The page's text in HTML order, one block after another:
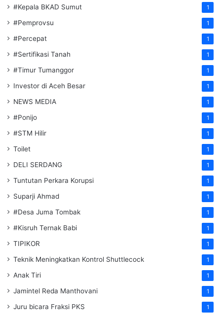
#Kepala BKAD Sumut 1
#Pemprovsu 1
#Percepat 1
#Sertifikasi Tanah 1
#Timur Tumanggor 1
Investor di Aceh Besar 1
NEWS MEDIA 1
#Ponijo 1
#STM Hilir 1
Toilet 1
DELI SERDANG 1
Tuntutan Perkara Korupsi 1
Suparji Ahmad 1
#Desa Juma Tombak 1
#Kisruh Ternak Babi 1
TIPIKOR 1
Teknik Meningkatkan Kontrol Shuttlecock 1
Anak Tiri 1
Jamintel Reda Manthovani 1
Juru bicara Fraksi PKS 1